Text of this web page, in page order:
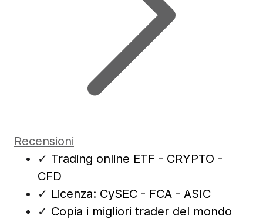
Recensioni
✓ Trading online ETF - CRYPTO -
CFD
✓ Licenza: CySEC - FCA - ASIC
✓ Copia i migliori trader del mondo